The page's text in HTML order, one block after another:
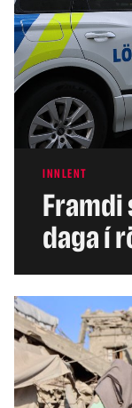
INNLENT
daga í